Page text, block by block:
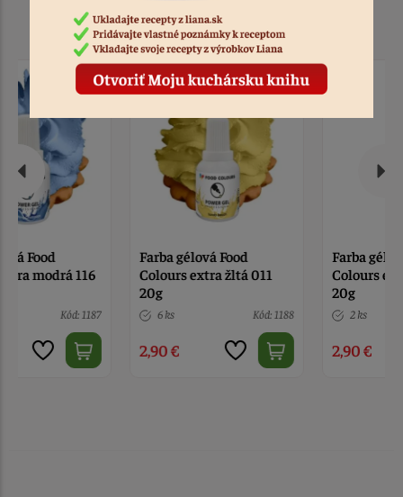
Podobné produkty
Farba gélová Food
Colours extra žltá 011
6 ks Kód: 1188
2,90 €
Farba gélová Food
Colours extra fuksia 081
2 ks Kód: 1189
2,90 €